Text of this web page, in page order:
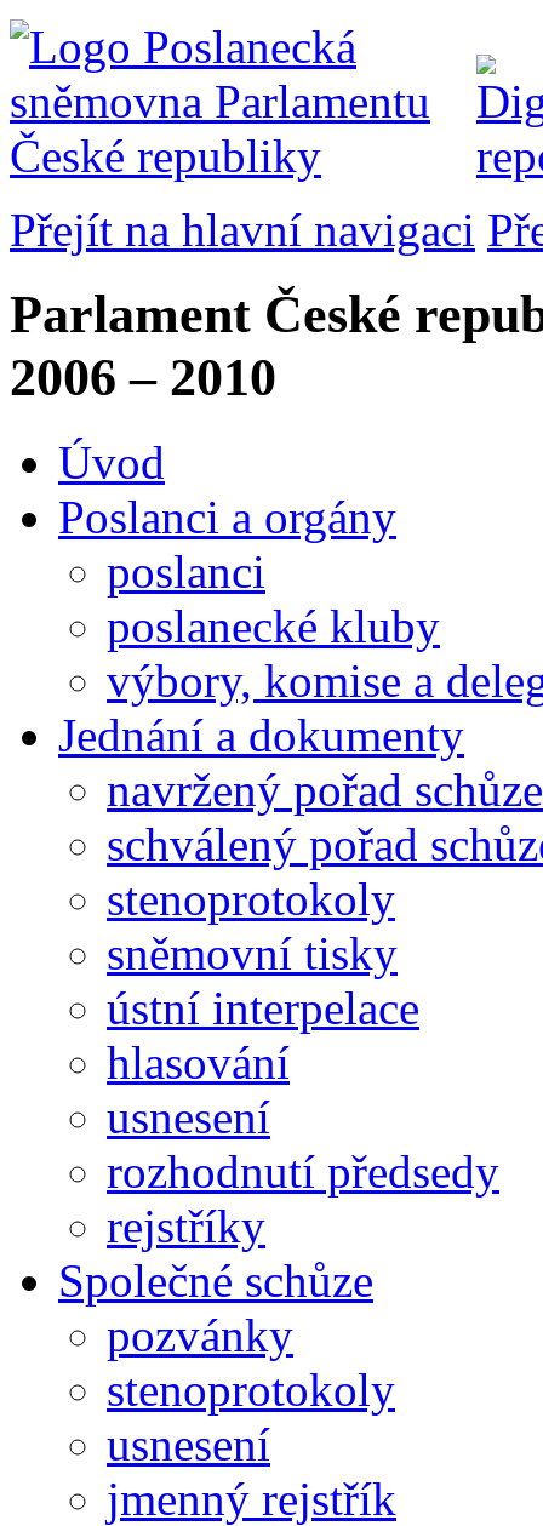
Přejít na hlavní navigaci
Parlament České
2006 – 2010
Úvod
Poslanci a orgány
poslanci
poslanecké kluby
výbory, komise a
Jednání a dokumenty
navržený pořad schůze
schválený pořad
stenoprotokoly
sněmovní tisky
ústní interpelace
hlasování
usnesení
rozhodnutí předsedy
rejstříky
Společné schůze
pozvánky
stenoprotokoly
usnesení
jmenný rejstřík